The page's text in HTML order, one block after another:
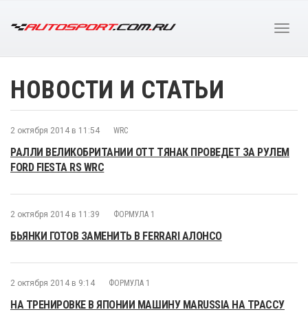
НОВОСТИ И СТАТЬИ
2 октября 2014 в 11:54 WRC
РАЛЛИ ВЕЛИКОБРИТАНИИ ОТТ ТЯНАК ПРОВЕДЕТ ЗА РУЛЕМ
FORD FIESTA RS WRC
2 октября 2014 в 11:39 ФОРМУЛА 1
БЬЯНКИ ГОТОВ ЗАМЕНИТЬ В FERRARI АЛОНСО
2 октября 2014 в 9:14 ФОРМУЛА 1
НА ТРЕНИРОВКЕ В ЯПОНИИ МАШИНУ MARUSSIA НА ТРАССУ